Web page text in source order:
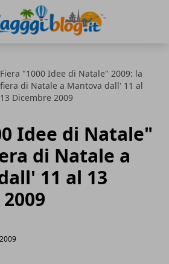
Fiera "1000 Idee di Natale" 2009: la
fiera di Natale a Mantova dall' 11 al
13 Dicembre 2009
Idee di Natale"
di Natale a
11 al 13